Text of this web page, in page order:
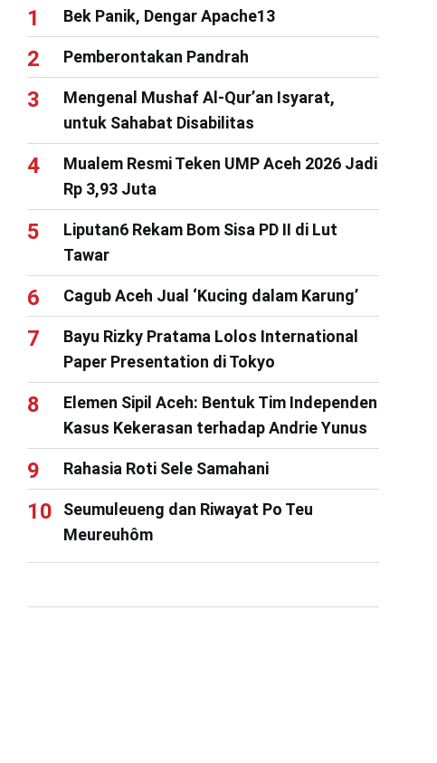
Bek Panik, Dengar Apache13
Pemberontakan Pandrah
Mengenal Mushaf Al-Qur’an Isyarat,
untuk Sahabat Disabilitas
Mualem Resmi Teken UMP Aceh 2026 Jadi
Rp 3,93 Juta
Liputan6 Rekam Bom Sisa PD II di Lut
Tawar
Cagub Aceh Jual ‘Kucing dalam Karung’
Bayu Rizky Pratama Lolos International
Paper Presentation di Tokyo
Elemen Sipil Aceh: Bentuk Tim Independen
Kasus Kekerasan terhadap Andrie Yunus
Rahasia Roti Sele Samahani
Seumuleueng dan Riwayat Po Teu
Meureuhôm